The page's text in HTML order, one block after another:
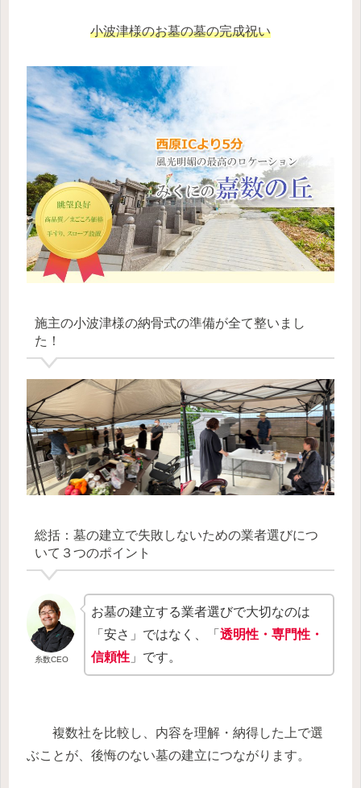
小波津様のお墓の墓の完成祝い
施主の小波津様の納骨式の準備が全て整いまし
た！
総括：墓の建立で失敗しないための業者選びにつ
いて３つのポイント
糸数CEO
お墓の建立する業者選びで大切なのは
「安さ」ではなく、「透明性・専門性・
信頼性 」です。
複数社を比較し、内容を理解・納得した上で選
ぶことが、後悔のない墓の建立につながります。